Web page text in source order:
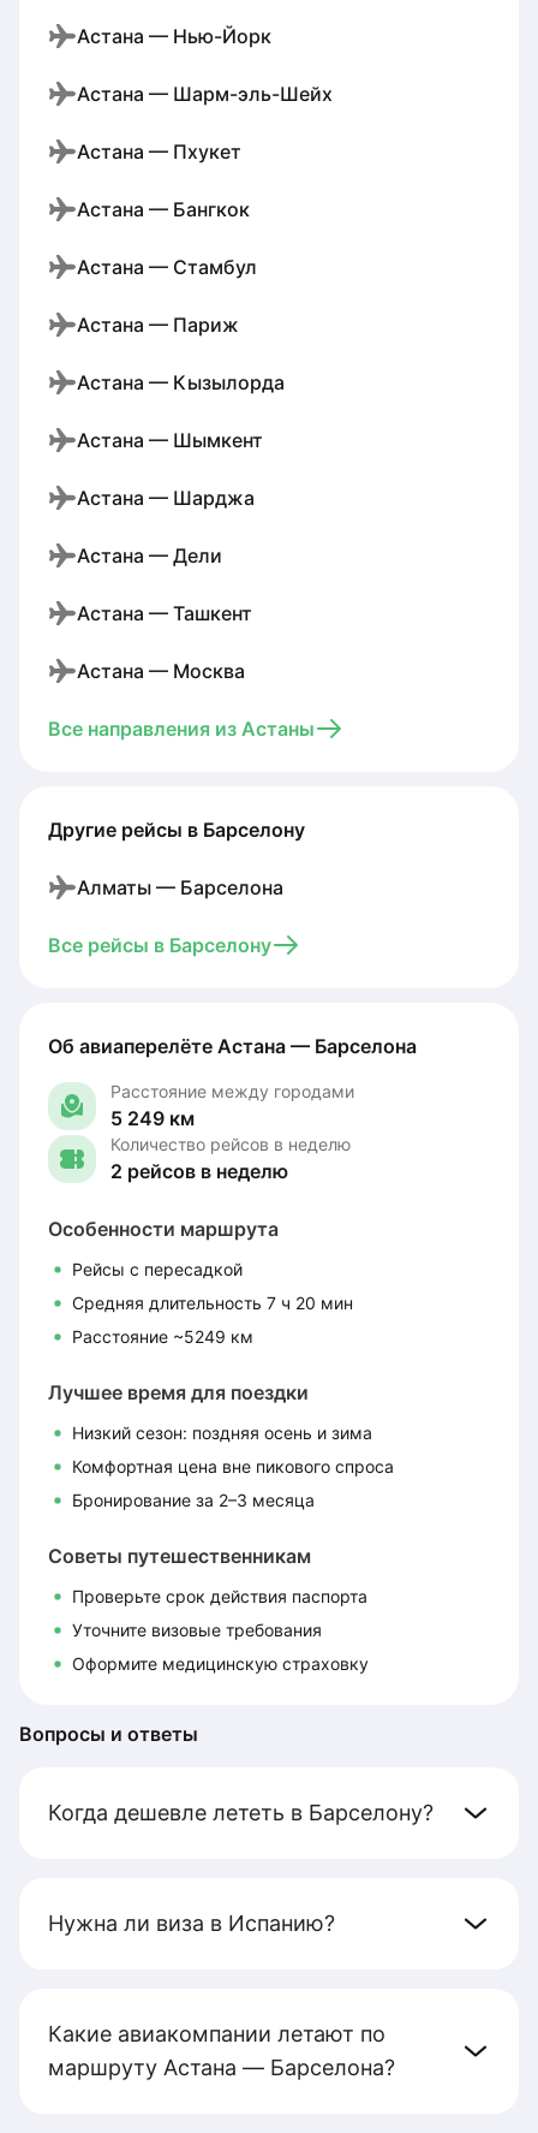
Астана — Нью-Йорк
Астана — Шарм-эль-Шейх
Астана — Пхукет
Астана — Бангкок
Астана — Стамбул
Астана — Париж
Астана — Кызылорда
Астана — Шымкент
Астана — Шарджа
Астана — Дели
Астана — Ташкент
Астана — Москва
Все направления из Астаны
Другие рейсы в Барселону
Алматы — Барселона
Все рейсы в Барселону
Об авиаперелёте Астана — Барселона
Расстояние между городами
5 249 км
Количество рейсов в неделю
2 рейсов в неделю
Особенности маршрута
Рейсы с пересадкой
Средняя длительность 7 ч 20 мин
Расстояние ~5249 км
Лучшее время для поездки
Низкий сезон: поздняя осень и зима
Комфортная цена вне пикового спроса
Бронирование за 2–3 месяца
Советы путешественникам
Проверьте срок действия паспорта
Уточните визовые требования
Оформите медицинскую страховку
Вопросы и ответы
Когда дешевле лететь в Барселону?
Нужна ли виза в Испанию?
Какие авиакомпании летают по
маршруту Астана — Барселона?